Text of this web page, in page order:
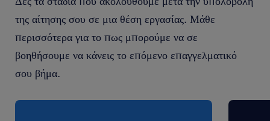
της αίτησης σου σε μια θέση εργασίας. Μάθε
περισσότερα για το πως μπορούμε να σε
βοηθήσουμε να κάνεις το επόμενο επαγγελματικό
σου βήμα.